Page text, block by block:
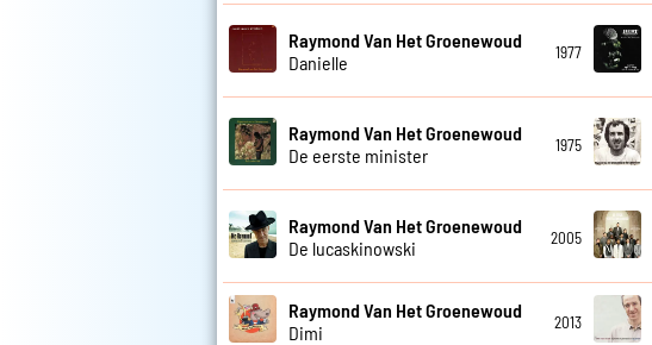
Raymond Van Het Groenewoud
Danielle
1977
Raymond Van Het Groenewoud
De eerste minister
1975
Raymond Van Het Groenewoud
De lucaskinowski
2005
Raymond Van Het Groenewoud
Dimi
2013